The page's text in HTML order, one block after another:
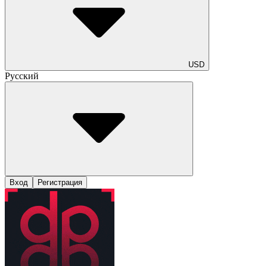
USD
Русский
Вход Регистрация